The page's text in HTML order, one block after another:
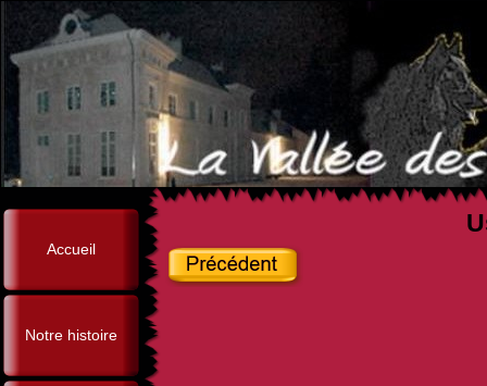
Accueil
Notre histoire